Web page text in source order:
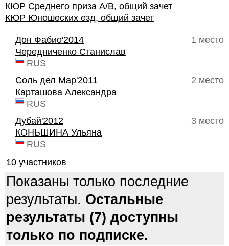
КЮР Среднего приза А/В, общий зачет
КЮР Юношеских езд, общий зачет
1 место
Дон Фабио'2014
Чередниченко Станислав
RUS
2 место
Соль дел Мар'2011
Карташова Александра
RUS
3 место
Дубай'2012
КОНЬШИНА Ульяна
RUS
10 участников
Показаны только последние
результаты. Остальные
результаты (7) доступны
только по подписке.